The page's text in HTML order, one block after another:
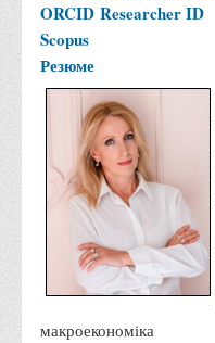
ORCID Researcher ID
Scopus
Резюме
макроекономіка